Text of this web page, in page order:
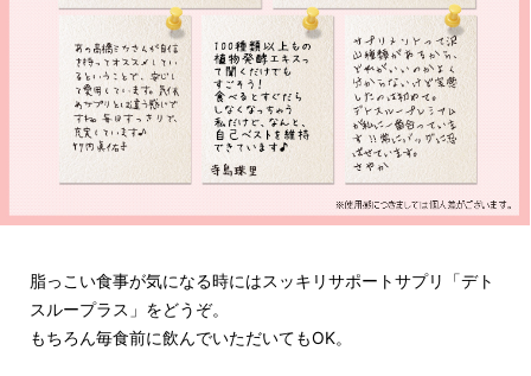
脂っこい食事が気になる時にはスッキリサポートサプリ「デト
スループラス」をどうぞ。
もちろん毎食前に飲んでいただいてもOK。